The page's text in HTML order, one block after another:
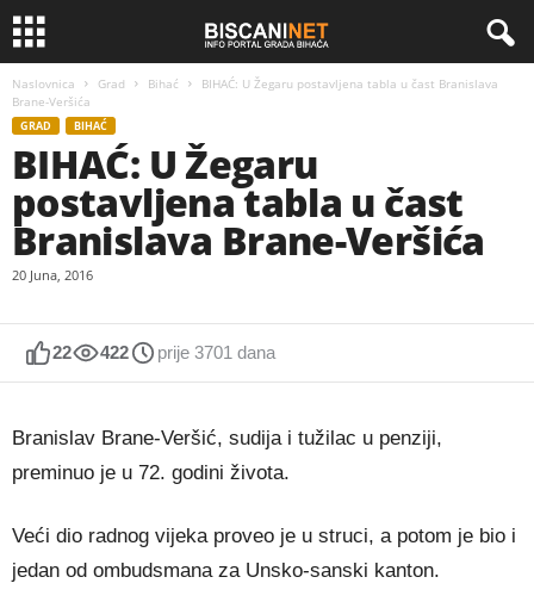
Naslovnica Grad Bihać
BIHAĆ: U Žegaru postavljena tabla u čast Branislava
Brane-Veršića
GRAD BIHAĆ
BIHAĆ: U Žegaru
postavljena tabla u čast
Branislava Brane-Veršića
20 Juna, 2016
22 422 prije 3701 dana
Branislav Brane-Veršić, sudija i tužilac u penziji,
preminuo je u 72. godini života.
Veći dio radnog vijeka proveo je u struci, a potom je bio i
jedan od ombudsmana za Unsko-sanski kanton.